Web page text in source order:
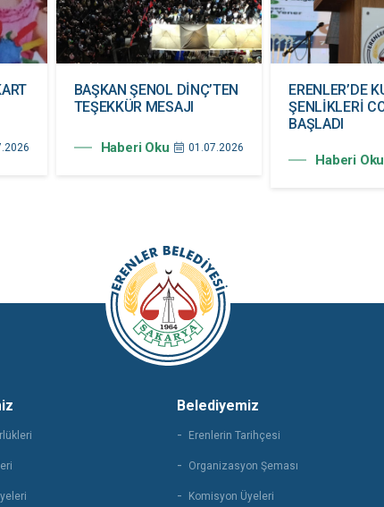
BAŞKAN ŞENOL DİNÇ’TEN
TEŞEKKÜR MESAJI
Haberi Oku 01.07.2026
ERENLER’DE
ŞENLİKLERİ
BAŞLADI
Haberi Oku
Belediyemiz
Erenlerin Tarihçesi
Organizasyon Şeması
Komisyon Üyeleri